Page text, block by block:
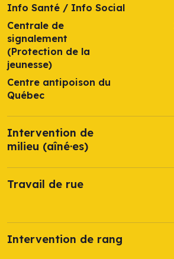
Info Santé / Info Social
Centrale de
signalement
(Protection de la
jeunesse)
Centre antipoison du
Québec
Intervention de
milieu (aîné·es)
Travail de rue
Intervention de rang